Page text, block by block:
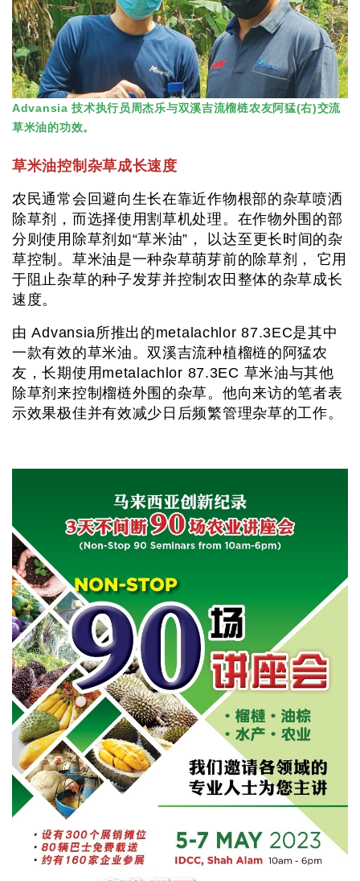
Advansia 技术执行员周杰乐与双溪吉流榴梿农友阿猛(右)交流
草米油的功效。
草米油控制杂草成长速度
农民通常会回避向生长在靠近作物根部的杂草喷洒
除草剂，而选择使用割草机处理。在作物外围的部
分则使用除草剂如“草米油”， 以达至更长时间的杂
草控制。草米油是一种杂草萌芽前的除草剂， 它用
于阻止杂草的种子发芽并控制农田整体的杂草成长
速度。
由 Advansia所推出的metalachlor 87.3EC是其中
一款有效的草米油。双溪吉流种植榴梿的阿猛农
友，长期使用metalachlor 87.3EC 草米油与其他
除草剂来控制榴梿外围的杂草。他向来访的笔者表
示效果极佳并有效减少日后频繁管理杂草的工作。